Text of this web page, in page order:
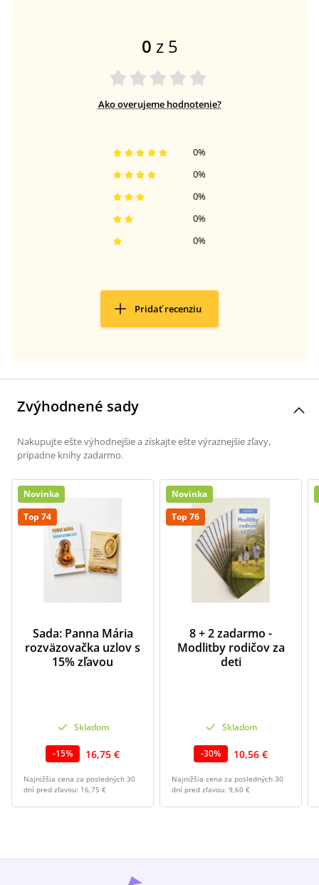
0 z 5
Ako overujeme hodnotenie?
0%
0%
0%
0%
0%
Pridať recenziu
Zvýhodnené sady
Nakupujte ešte výhodnejšie a získajte ešte výraznejšie zľavy,
prípadne knihy zadarmo.
Novinka
Top 74
Sada: Panna Mária
rozväzovačka uzlov s
15% zľavou
Skladom
-15% 16,75 €
Najnižšia cena za posledných 30
dní pred zľavou: 16,75 €
Novinka
Top 76
8 + 2 zadarmo -
Modlitby rodičov za
deti
Skladom
-30% 10,56 €
Najnižšia cena za posledných 30
dní pred zľavou: 9,60 €